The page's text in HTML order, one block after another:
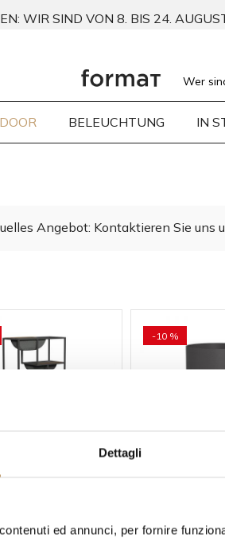
Dettagli
ed annunci, per fornire
WIR SIND VON 8. BIS 24.
Wer
BELEUCHTUNG IN
Angebot: Kontaktieren Sie
- Talenti
-10 %
Talenti
Kukà